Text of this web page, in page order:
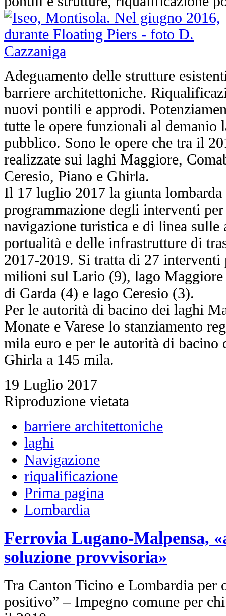
Adeguamento delle strutture
barriere architettoniche.
nuovi pontili e approdi.
tutte le opere funzionali al demanio
pubblico. Sono le opere che tra il
realizzate sui laghi Maggiore,
Ceresio, Piano e Ghirla.
Il 17 luglio 2017 la giunta lombarda
programmazione degli interventi
navigazione turistica e di linea sulle
portualità e delle infrastrutture di
2017-2019. Si tratta di 27 interventi
milioni sul Lario (9), lago
di Garda (4) e lago Ceresio (3).
Per le autorità di bacino dei laghi
Monate e Varese lo stanziamento
mila euro e per le autorità di bacino
Ghirla a 145 mila.
19 Luglio 2017
Riproduzione vietata
barriere architettoniche
laghi
Navigazione
riqualificazione
Prima pagina
Lombardia
Ferrovia Lugano-Malpensa,
soluzione provvisoria»
Tra Canton Ticino e Lombardia per
positivo” – Impegno comune per